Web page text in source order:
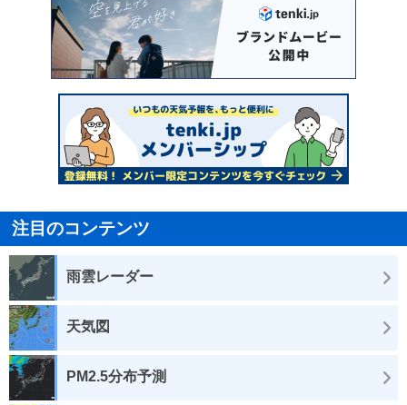
注目のコンテンツ
雨雲レーダー
天気図
PM2.5分布予測